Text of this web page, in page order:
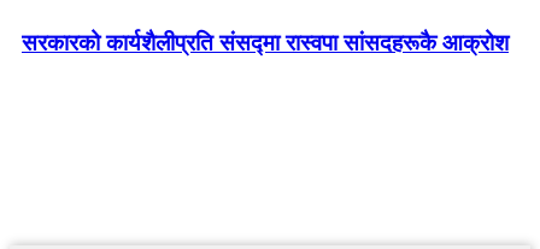
सरकारको कार्यशैलीप्रति संसद्‍मा रास्वपा सांसदहरूकै आक्रोश